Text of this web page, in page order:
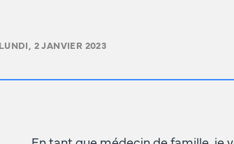
LUNDI, 2 JANVIER 2023